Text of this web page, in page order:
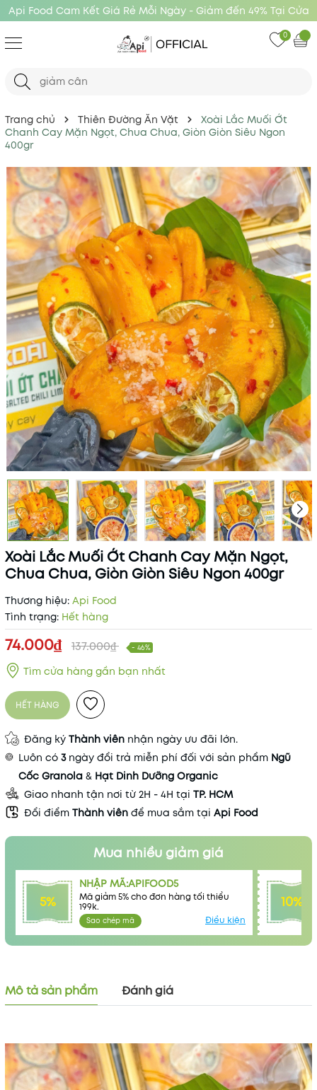
Api Food Cam Kết Giá Rẻ Mỗi Ngày - Giảm đến 49% Tại Cửa
Hàng Api Food
0
Trang chủ Thiên Đường Ăn Vặt
Xoài Lắc Muối Ớt
Chanh Cay Mặn Ngọt, Chua Chua, Giòn Giòn Siêu Ngon
400gr
Xoài Lắc Muối Ớt Chanh Cay Mặn Ngọt,
Chua Chua, Giòn Giòn Siêu Ngon 400gr
Thương hiệu: Api Food
Tình trạng: Hết hàng
74.000₫ 137.000₫ - 46%
Tìm cửa hàng gần bạn nhất
HẾT HÀNG
Đăng ký Thành viên nhận ngày ưu đãi lớn.
Luôn có3 ngày đổi trả miễn phí đối với sản phẩm Ngũ
Cốc Granola & Hạt Dinh Dưỡng Organic
Giao nhanh tận nơi từ 2H - 4H tại TP. HCM
Đổi điểm Thành viên để mua sắm tại Api Food
Mua nhiều giảm giá
5%
NHẬP MÃ:APIFOOD5
Mã giảm 5% cho đơn hàng tối thiểu
199k.
Sao chép mã Điều kiện
10%
Mã khuyến mãi:
Mô tả sản phẩm Đánh giá